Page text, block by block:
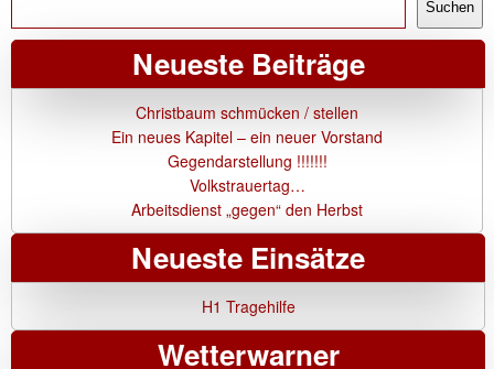
Suchen
Neueste Beiträge
Christbaum schmücken / stellen
Ein neues Kapitel – ein neuer Vorstand
Gegendarstellung !!!!!!!
Volkstrauertag…
Arbeitsdienst „gegen“ den Herbst
Neueste Einsätze
H1 Tragehilfe
Wetterwarner